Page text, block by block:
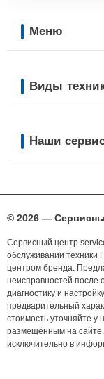
Меню
Виды
Наши
© 2026 —
Сервисный центр
обслуживании техники
центром бренда.
неисправностей после
диагностику и
предварительный
стоимость уточняйте
размещённым на
исключительно в